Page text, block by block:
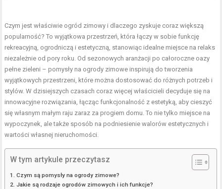
Czym jest właściwie ogród zimowy i dlaczego zyskuje coraz większą
popularność? To wyjątkowa przestrzeń, która łączy w sobie funkcję
rekreacyjną, ogrodniczą i estetyczną, stanowiąc idealne miejsce na relaks
niezależnie od pory roku. Od sezonowych aranżacji po całoroczne oazy
pełne zieleni – pomysły na ogrody zimowe inspirują do tworzenia
wyjątkowych przestrzeni, które można dostosować do różnych potrzeb i
stylów. W dzisiejszych czasach coraz więcej właścicieli decyduje się na
innowacyjne rozwiązania, łącząc funkcjonalność z estetyką, aby cieszyć
się własnym małym raju zaraz za progiem domu. To nie tylko miejsce na
wypoczynek, ale także sposób na podniesienie walorów estetycznych i
wartości własnej nieruchomości.
W tym artykule przeczytasz
Czym są pomysły na ogrody zimowe?
Jakie są rodzaje ogrodów zimowych i ich funkcje?